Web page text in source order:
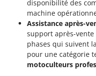
disponibilité des
machine
Assistance après-
support après-vente
phases qui suivent
pour une catégorie
motoculteurs